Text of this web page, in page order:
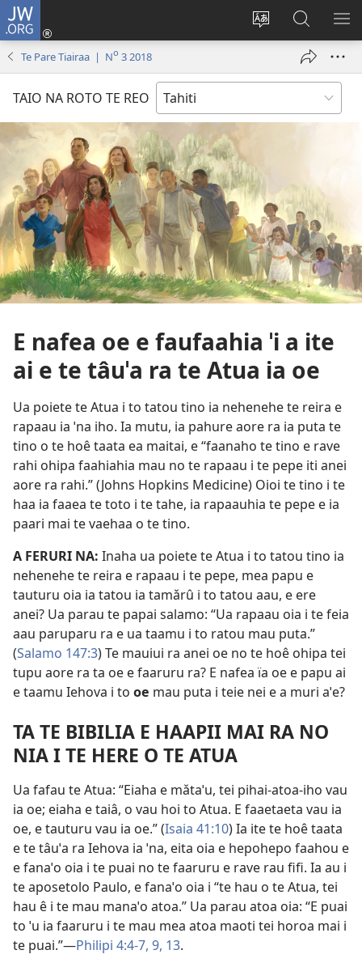
JW.ORG
Taui
reo
te
Nati
(opens
Maimiraa
nia
JW.ORG
Te Pare Tiairaa | No 3 2018
TAIO NA ROTO TE REO
E nafea oe e faufaahia ˈi a ite
ai e te tâuˈa ra te Atua ia oe
Ua poiete te Atua i to tatou tino ia nehenehe te reira e
rapaau ia ˈna iho. Ia mutu, ia pahure aore ra ia puta te
tino o te hoê taata ea maitai, e “faanaho te tino e rave
rahi ohipa faahiahia mau no te rapaau i te pepe iti anei
aore ra rahi.” (Johns Hopkins Medicine) Oioi te tino i te
haa ia faaea te toto i te tahe, ia rapaauhia te pepe e ia
paari mai te vaehaa o te tino.
A FERURI NA: Inaha ua poiete te Atua i to tatou tino ia
nehenehe te reira e rapaau i te pepe, mea papu e
tauturu oia ia tatou ia tamǎrû i to tatou aau, e ere
anei? Ua parau te papai salamo: “Ua rapaau oia i te feia
aau paruparu ra e ua taamu i to ratou mau puta.”
(Salamo 147:3) Te mauiui ra anei oe no te hoê ohipa tei
tupu aore ra ta oe e faaruru ra? E nafea ïa oe e papu ai
e taamu Iehova i to oe mau puta i teie nei e a muri aˈe?
TA TE BIBILIA E HAAPII MAI RA NO
NIA I TE HERE O TE ATUA
Ua fafau te Atua: “Eiaha e mǎtaˈu, tei pihai-atoa-iho vau
ia oe; eiaha e taiâ, o vau hoi to Atua. E faaetaeta vau ia
oe, e tauturu vau ia oe.” (Isaia 41:10) Ia ite te hoê taata
e te tâuˈa ra Iehova ia ˈna, eita oia e hepohepo faahou e
e fanaˈo oia i te puai no te faaruru e rave rau fifi. Ia au i
te aposetolo Paulo, e fanaˈo oia i “te hau o te Atua, tei
hau ê i te mau manaˈo atoa.” Ua parau atoa oia: “E puai
to ˈu ia faaruru i te mau mea atoa maoti tei horoa mai i
te puai.”—Philipi 4:4-7, 9, 13.